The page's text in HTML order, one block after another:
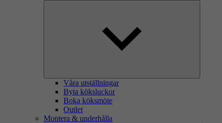
Våra utställningar
Byta köksluckor
Boka köksmöte
Outlet
Montera & underhålla